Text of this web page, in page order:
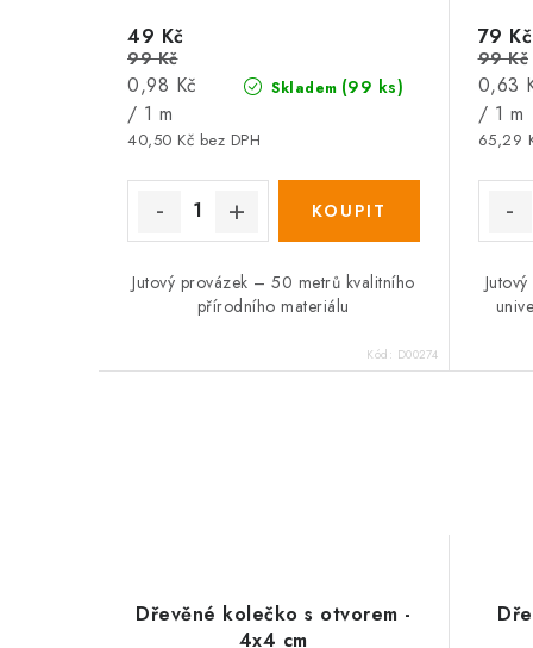
Skladem (99 ks)
40,50 Kč bez DPH
49 Kč
99 Kč
Měrná
cena:
0,98 Kč
/ 1 m
Jutový provázek – 50 metrů kvalitního
přírodního materiálu
Kód: D00274
65,29
79 Kč
99 Kč
Měrná
cena:
0,63
/ 1 m
Dřevěné kolečko s otvorem -
4x4 cm